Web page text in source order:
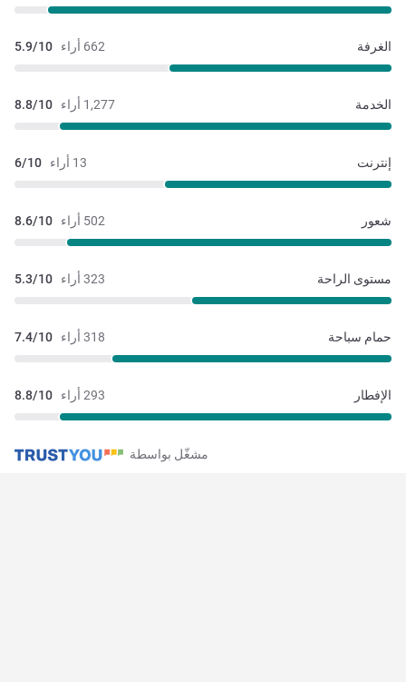
662 أراء 5.9/10 الغرفة
1,277 أراء 8.8/10 الخدمة
13 أراء 6/10 إنترنت
502 أراء 8.6/10 شعور
323 أراء 5.3/10 مستوى الراحة
318 أراء 7.4/10 حمام سباحة
293 أراء 8.8/10 الإفطار
مشغّل بواسطة